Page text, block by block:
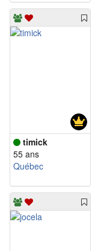
timick
55 ans
Québec